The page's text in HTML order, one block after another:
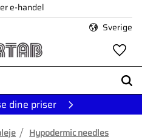
e-handel
Sverige
dine priser
Hypodermic needles